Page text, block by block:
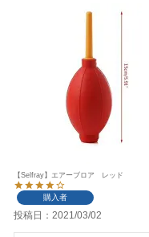
【Selfray】エアーブロア レッド
購入者
投稿日 2021/03/02